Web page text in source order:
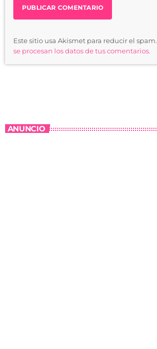
Este sitio usa Akismet para reducir el spam.
se procesan los datos de tus comentarios.
ANUNCIO